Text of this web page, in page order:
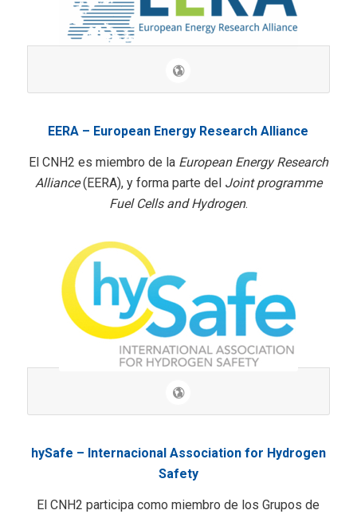
EERA – European Energy Research Alliance
El CNH2 es miembro de la European Energy Research
Alliance(EERA), y forma parte del Joint programme
Fuel Cells and Hydrogen.
hySafe – Internacional Association for Hydrogen
Safety
El CNH2 participa como miembro de los Grupos de